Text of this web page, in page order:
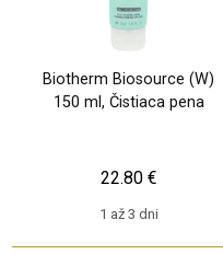
Biotherm Biosource (W)
150 ml, Čistiaca pena
1 až 3 dni
22.80 €